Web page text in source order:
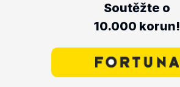
Soutěžte o
10.000 korun!